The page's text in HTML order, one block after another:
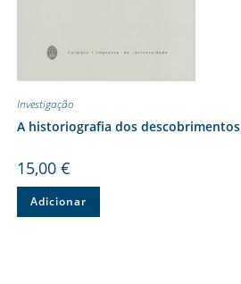
Investigação
A historiografia dos descobrimentos
15,00 €
Adicionar